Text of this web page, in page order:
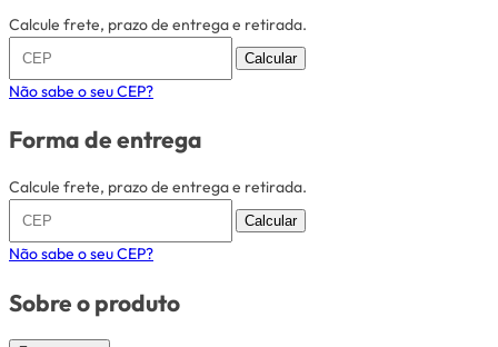
Calcule frete, prazo de entrega e retirada.
Calcular
Não sabe o seu CEP?
Forma de entrega
Calcule frete, prazo de entrega e retirada.
Calcular
Não sabe o seu CEP?
Sobre o produto